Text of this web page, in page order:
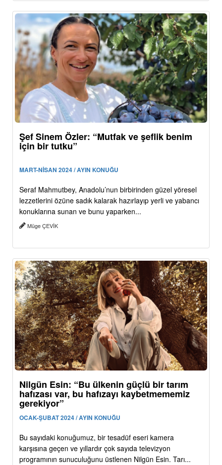
Şef Sinem Özler: “Mutfak ve şeflik benim
için bir tutku”
MART-NİSAN 2024 / AYIN KONUĞU
Seraf Mahmutbey, Anadolu’nun birbirinden güzel yöresel
lezzetlerini özüne sadık kalarak hazırlayıp yerli ve yabancı
konuklarına sunan ve bunu yaparken...
Müge ÇEVİK
Nilgün Esin: “Bu ülkenin güçlü bir tarım
hafızası var, bu hafızayı kaybetmememiz
gerekiyor”
OCAK-ŞUBAT 2024 / AYIN KONUĞU
Bu sayıdaki konuğumuz, bir tesadüf eseri kamera
karşısına geçen ve yıllardır çok sayıda televizyon
programının sunuculuğunu üstlenen Nilgün Esin. Tarı...